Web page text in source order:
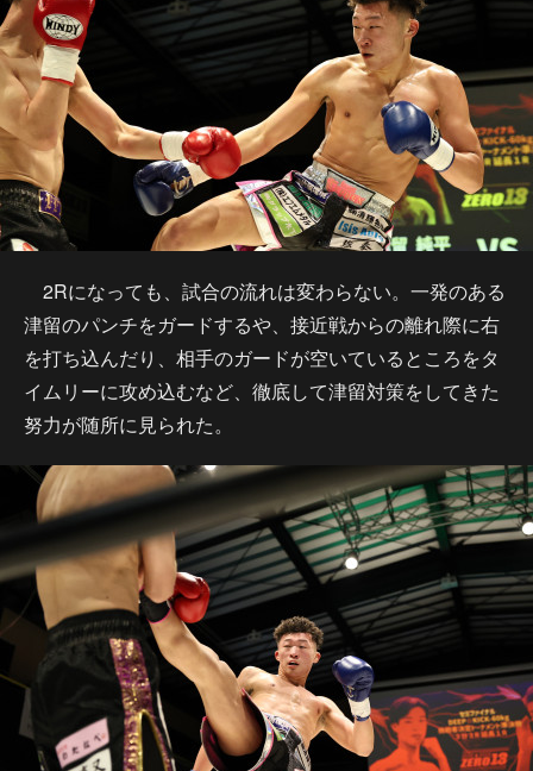
2Rになっても、試合の流れは変わらない。一発のある
津留のパンチをガードするや、接近戦からの離れ際に右
を打ち込んだり、相手のガードが空いているところをタ
イムリーに攻め込むなど、徹底して津留対策をしてきた
努力が随所に見られた。